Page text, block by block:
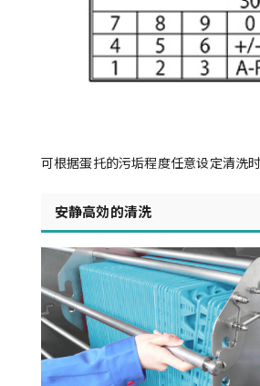
可根据蛋托的污垢程度任意设定清洗时
安静高効的清洗